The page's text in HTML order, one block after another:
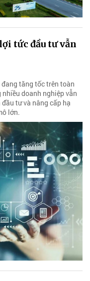
tức đầu tư vẫn
tăng tốc trên toàn
nhiều doanh nghiệp vẫn
tư và nâng cấp hạ
lớn.